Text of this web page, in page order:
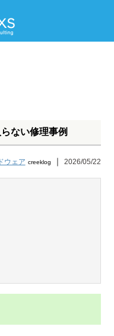
ない修理事例
ウェア creeklog ｜ 2026/05/22